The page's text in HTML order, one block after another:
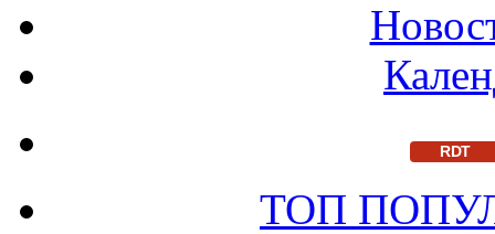
RDT
ТОП